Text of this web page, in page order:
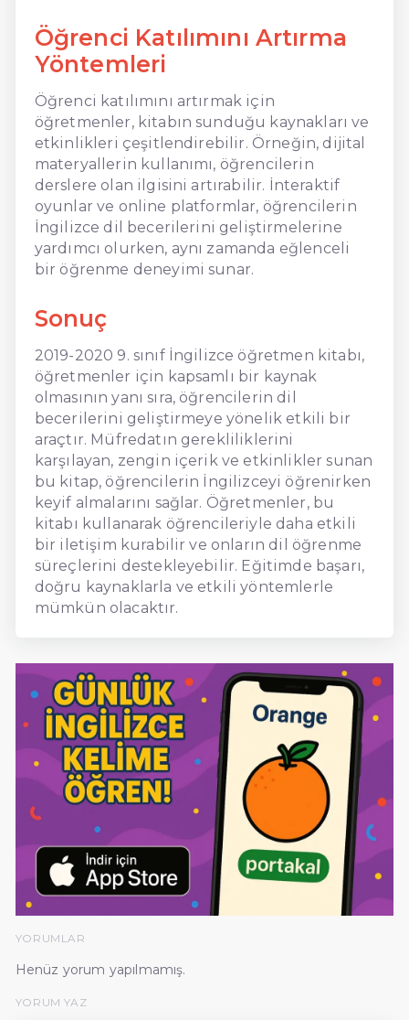
Öğrenci Katılımını Artırma
Yöntemleri
Öğrenci katılımını artırmak için
öğretmenler, kitabın sunduğu kaynakları ve
etkinlikleri çeşitlendirebilir. Örneğin, dijital
materyallerin kullanımı, öğrencilerin
derslere olan ilgisini artırabilir. İnteraktif
oyunlar ve online platformlar, öğrencilerin
İngilizce dil becerilerini geliştirmelerine
yardımcı olurken, aynı zamanda eğlenceli
bir öğrenme deneyimi sunar.
Sonuç
2019-2020 9. sınıf İngilizce öğretmen kitabı,
öğretmenler için kapsamlı bir kaynak
olmasının yanı sıra, öğrencilerin dil
becerilerini geliştirmeye yönelik etkili bir
araçtır. Müfredatın gerekliliklerini
karşılayan, zengin içerik ve etkinlikler sunan
bu kitap, öğrencilerin İngilizceyi öğrenirken
keyif almalarını sağlar. Öğretmenler, bu
kitabı kullanarak öğrencileriyle daha etkili
bir iletişim kurabilir ve onların dil öğrenme
süreçlerini destekleyebilir. Eğitimde başarı,
doğru kaynaklarla ve etkili yöntemlerle
mümkün olacaktır.
YORUMLAR
Henüz yorum yapılmamış.
YORUM YAZ